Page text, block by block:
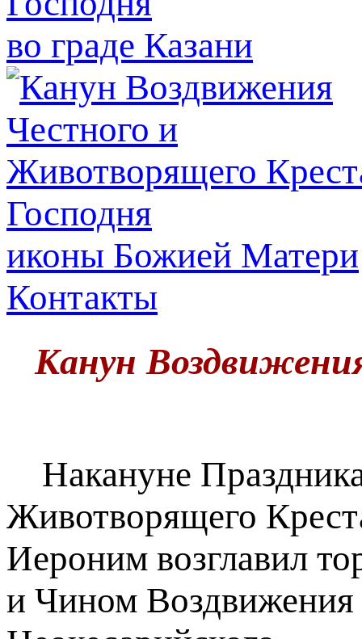
во граде Казани
иконы Божией Матери
Контакты
Канун
Накануне
Животворящего
Иероним возглавил
и Чином Воздвижения